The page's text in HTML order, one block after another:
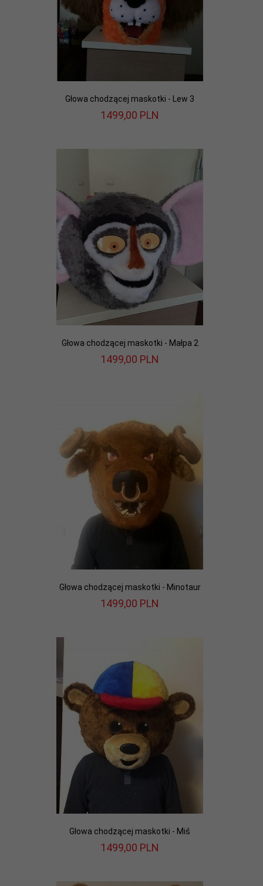
Głowa chodzącej maskotki - Lew 3
1499,00 PLN
Głowa chodzącej maskotki - Małpa 2
1499,00 PLN
Głowa chodzącej maskotki - Minotaur
1499,00 PLN
Głowa chodzącej maskotki - Miś
1499,00 PLN